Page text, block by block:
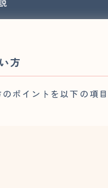
方
ポイントを以下の項